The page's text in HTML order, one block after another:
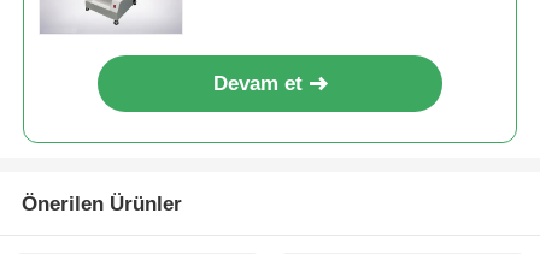
Devam et
Önerilen Ürünler